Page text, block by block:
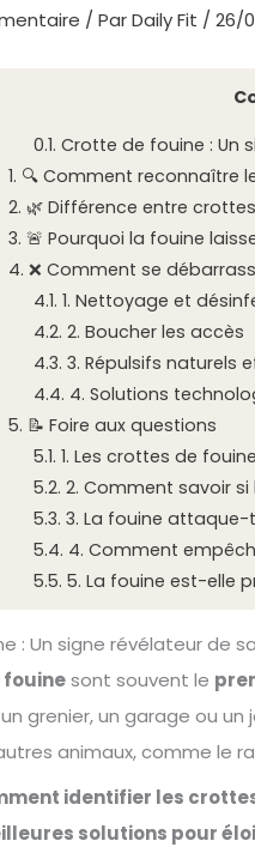
/ ParDaily Fit / 26/
0.1. Crotte de fouine : Un
1. 🔍 Comment reconnaître
2. 🌿 Différence entre
3. 🚨 Pourquoi la fouine
4. ❌ Comment se
4.1. 1. Nettoyage et
4.2. 2. Boucher les accès
4.3. 3. Répulsifs naturels
4.4. 4. Solutions
5. 📝 Foire aux questions
5.1. 1. Les crottes de
5.2. 2. Comment savoir
5.3. 3. La fouine
5.4. 4. Comment
5.5. 5. La fouine est-elle
: Un signe révélateur de
sont souvent le
grenier, un garage ou
animaux, comme le
identifier les
solutions pour